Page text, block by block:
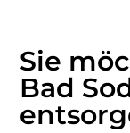
Sie
Bad